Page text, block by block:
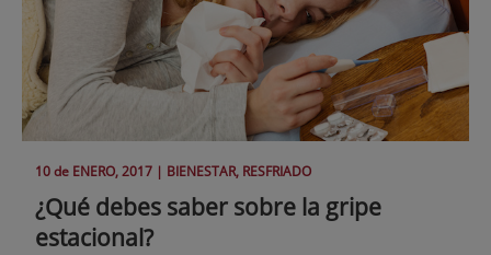
10 de ENERO, 2017 | BIENESTAR, RESFRIADO
¿Qué debes saber sobre la gripe
estacional?